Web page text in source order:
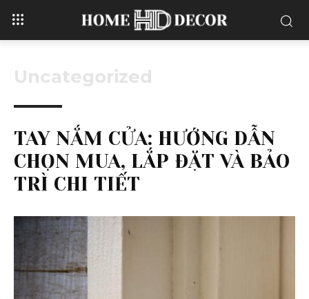
Uncategorized
TAY NẮM CỬA: HƯỚNG DẪN
CHỌN MUA, LẮP ĐẶT VÀ BẢO
TRÌ CHI TIẾT